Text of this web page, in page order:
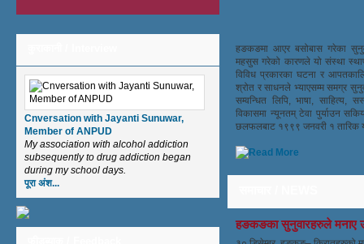
Cnversation with Jayanti Sunuwar,
Member of ANPUD
My association with alcohol addiction
subsequently to drug addiction began
during my school days.
पूरा अंश...
हङकङमा आएर बसोबास गरेका
महसुस गरेको कारणले यो संस्था
विविध प्रकारका घटना र
श्रोत र साधनले भ्याएसम्म समग्र
सम्वन्धित लिपि, भाषा, साहित्य,
विकासमा न्यूनतम् टेवा पुर्याउन
छलफलबाट १९९९ जनवरी १ तारिक
हङकङका सुनुवारहरुले मनाए